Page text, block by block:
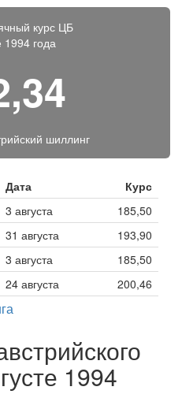
курс ЦБ
1994 года
шиллинг
Дата
Курс
3 августа
185,50
31 августа
193,90
3 августа
185,50
24 августа 200,46
1994